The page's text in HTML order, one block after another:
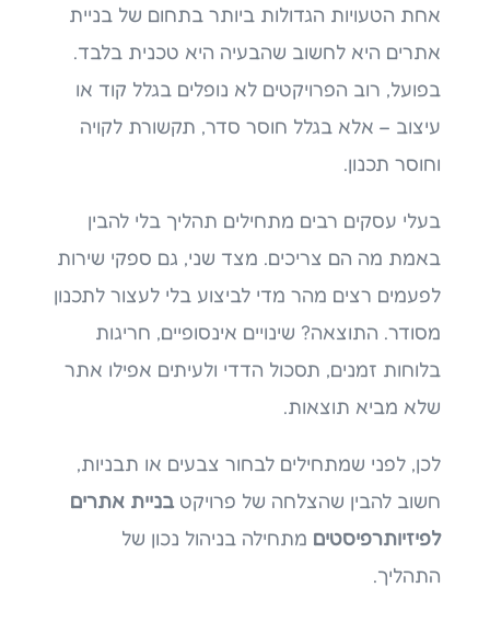
אחת הטעויות הגדולות ביותר בתחום של בניית
אתרים היא לחשוב שהבעיה היא טכנית בלבד.
בפועל, רוב הפרויקטים לא נופלים בגלל קוד או
עיצוב – אלא בגלל חוסר סדר, תקשורת לקויה
וחוסר תכנון.
בעלי עסקים רבים מתחילים תהליך בלי להבין
באמת מה הם צריכים. מצד שני, גם ספקי שירות
לפעמים רצים מהר מדי לביצוע בלי לעצור לתכנון
מסודר. התוצאה? שינויים אינסופיים, חריגות
בלוחות זמנים, תסכול הדדי ולעיתים אפילו אתר
שלא מביא תוצאות.
לכן, לפני שמתחילים לבחור צבעים או תבניות,
חשוב להבין שהצלחה של פרויקט בניית אתרים
לפיזיותרפיסטים מתחילה בניהול נכון של
התהליך.